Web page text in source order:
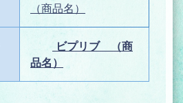
（商品名）
ビプリブ （商
品名）